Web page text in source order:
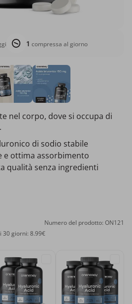
1 compressa al giorno
nel corpo, dove si occupa di
di sodio stabile
e ottima assorbimento
qualità senza ingredienti
Numero del prodotto: ON121
30 giorni: 8.99€